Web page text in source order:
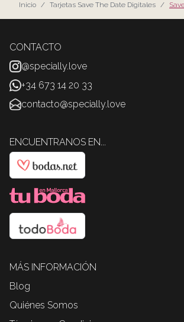
Inicio / Tarjetas Save The Date Digitales /
MÁS INFORMACIÓN
Blog
Quiénes Somos
ENCUENTRANOS EN...
CONTACTO
@specially.love
+34 673 14 20 33
contacto@specially.love